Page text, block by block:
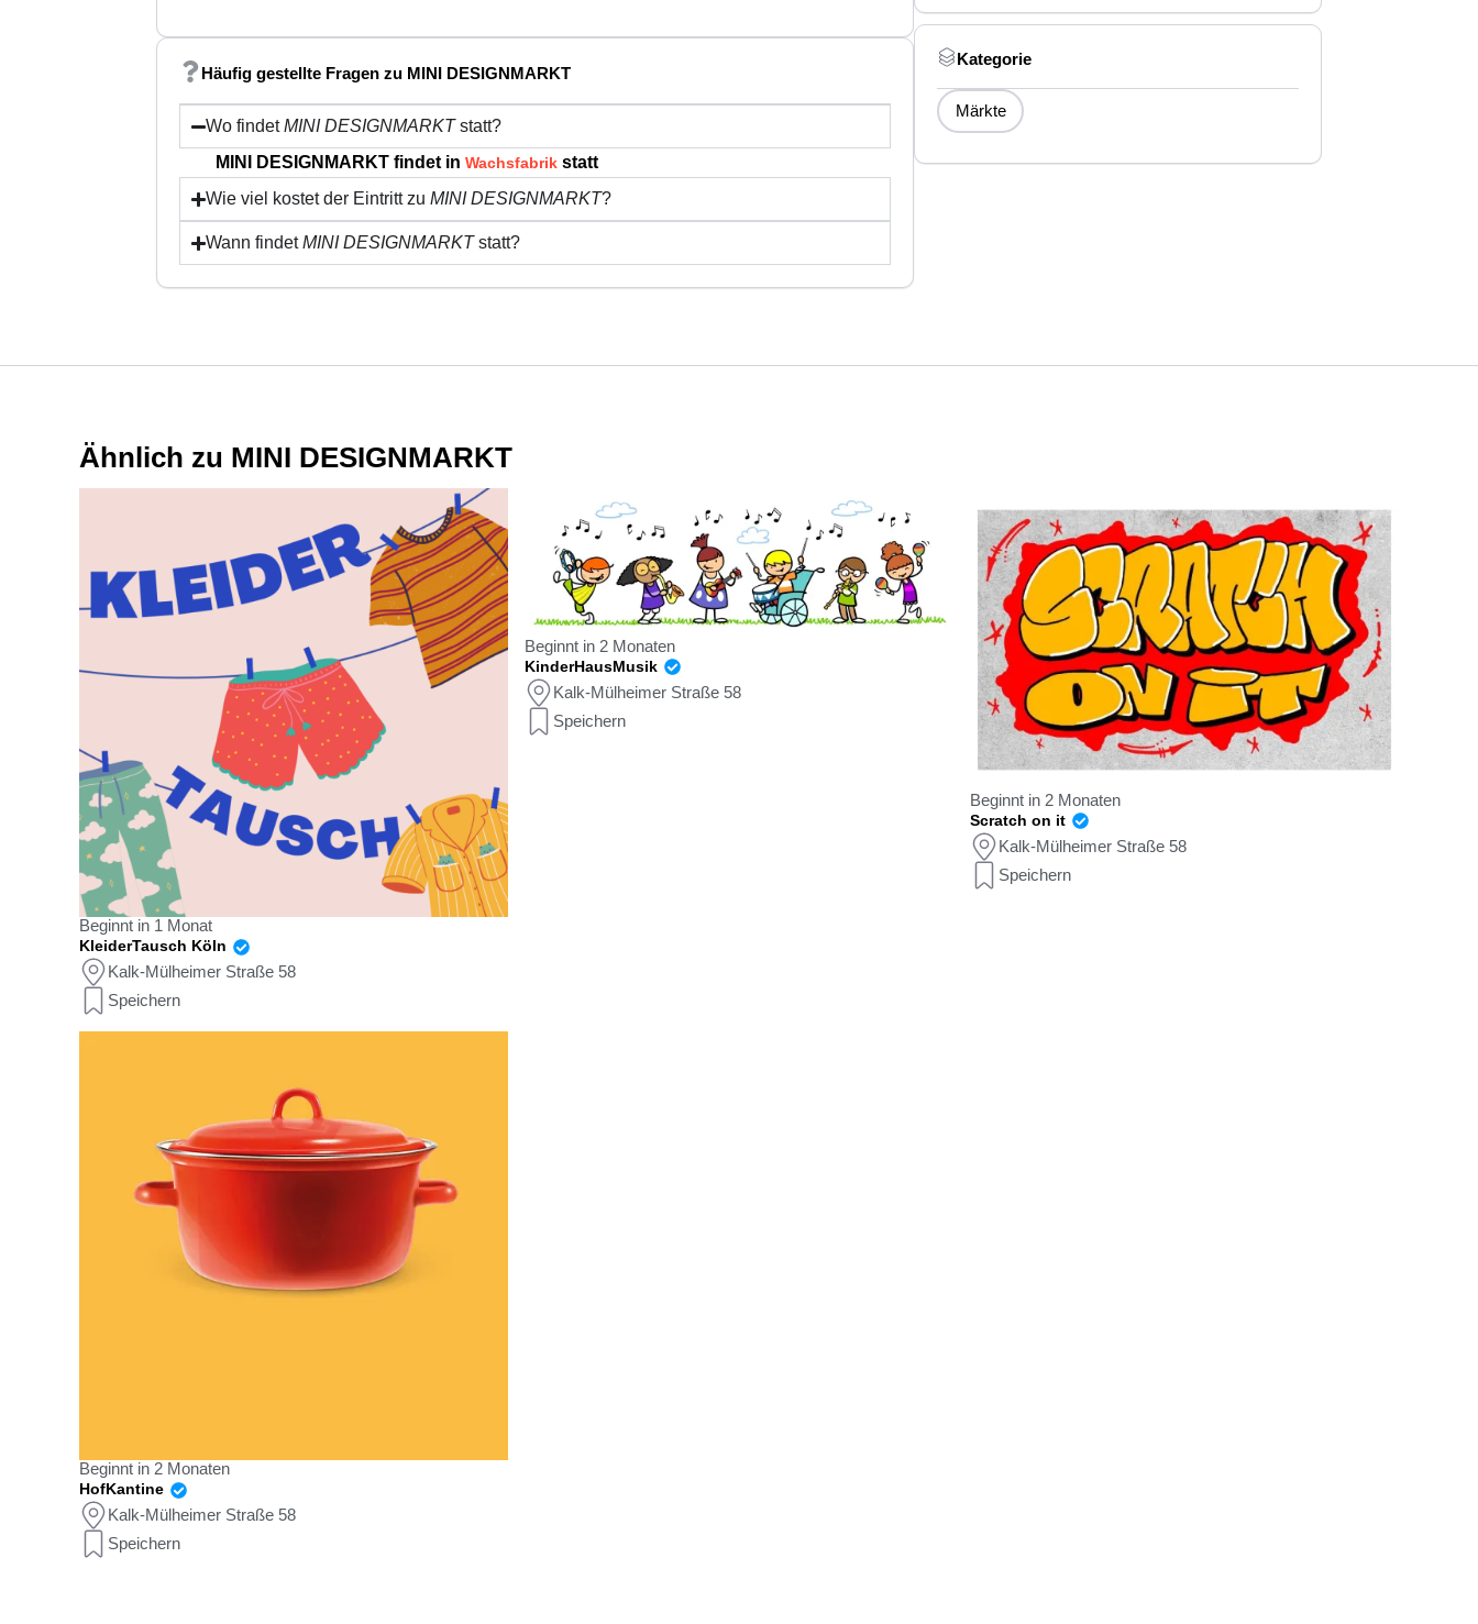
Häufig gestellte Fragen zu MINI DESIGNMARKT
Wo findetMINI DESIGNMARKTstatt?
MINI DESIGNMARKT findet in Wachsfabrik statt
Wie viel kostet der Eintritt zuMINI DESIGNMARKT?
Wann findetMINI DESIGNMARKTstatt?
Kategorie
Märkte
Ähnlich zu MINI DESIGNMARKT
Beginnt in 1 Monat
KleiderTausch Köln
Kalk-Mülheimer Straße 58
Speichern
Beginnt in 2 Monaten
KinderHausMusik
Kalk-Mülheimer Straße 58
Speichern
Beginnt in 2 Monaten
Scratch on it
Kalk-Mülheimer Straße 58
Speichern
Beginnt in 2 Monaten
HofKantine
Kalk-Mülheimer Straße 58
Speichern